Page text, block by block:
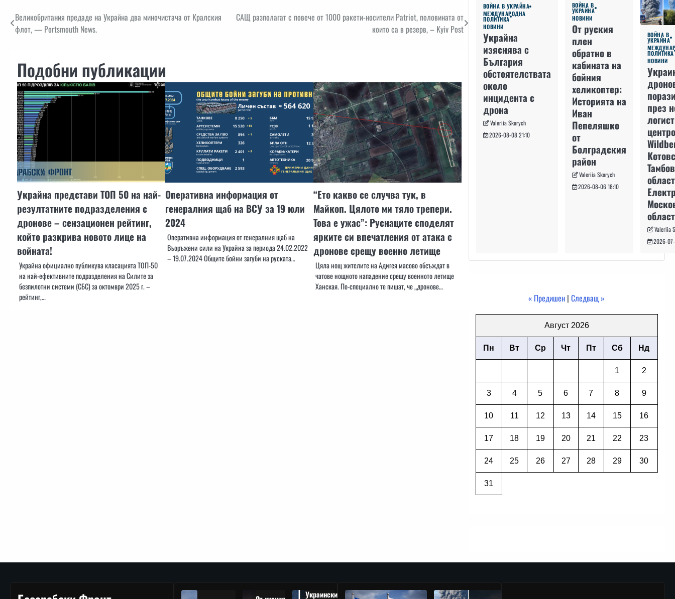
Навигация
Великобритания предаде на Украйна два миночистача от Кралския
флот, — Portsmouth News.
САЩ разполагат с повече от 1000 ракети-носители Patriot, половината от
които са в резерв, – Kyiv Post
Подобни публикации
Украйна представи ТОП 50 на най-
резултатните подразделения с
дронове – сензационен рейтинг,
който разкрива новото лице на
войната!
Украйна официално публикува класацията ТОП-50
на най-ефективните подразделения на Силите за
безпилотни системи (СБС) за октомври 2025 г. –
рейтинг,…
Оперативна информация от
генералния щаб на ВСУ за 19 юли
2024
Оперативна информация от генералния щаб на
Въоръжени сили на Украйна за периода 24.02.2022
– 19.07.2024 Общите бойни загуби на руската…
“Ето какво се случва тук, в
Майкоп. Цялото ми тяло трепери.
Това е ужас”: Руснаците споделят
ярките си впечатления от атака с
дронове срещу военно летище
Цяла нощ жителите на Адигея масово обсъждат в
чатове нощното нападение срещу военното летище
Ханская. По-специално те пишат, че „дронове…
ВОЙНА В УКРАЙНА
МЕЖДУНАРОДНА
ПОЛИТИКА
НОВИНИ
Украйна
изяснява с
България
обстоятелствата
около
инцидента с
дрона
Valeriia Skorych
2026-08-08 21:10
ВОЙНА В
УКРАЙНА
НОВИНИ
От руския
плен
обратно в
кабината на
бойния
хеликоптер:
Историята на
Иван
Пепеляшко
от
Болградския
район
Valeriia Skorych
2026-08-06 18:10
ВОЙНА В
УКРАЙНА
ПОЛИТИКА
НОВИНИ
през
област
Valeriia
2026-
« Предишен |Следващ »
Август 2026
Пн Вт Ср Чт Пт Сб Нд
1 2
3 4 5 6 7 8 9
10 11 12 13 14 15 16
17 18 19 20 21 22 23
24 25 26 27 28 29 30
31
Украински